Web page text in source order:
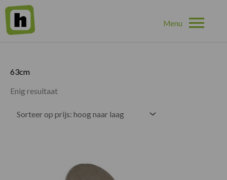
Home»
63cm
Enig resultaat